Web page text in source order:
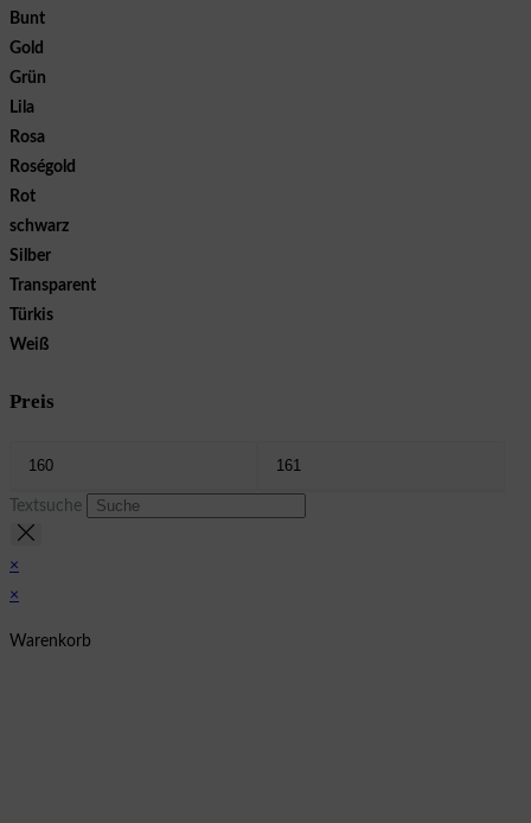
Bunt
Gold
Grün
Lila
Rosa
Roségold
Rot
schwarz
Silber
Transparent
Türkis
Weiß
Preis
Textsuche
×
×
Warenkorb